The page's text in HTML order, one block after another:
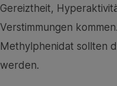
Gereiztheit,
Verstimmungen
Methylphenidat sollten
werden.